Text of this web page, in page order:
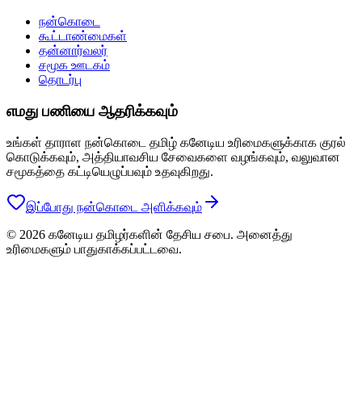
நன்கொடை
கூட்டாண்மைகள்
தன்னார்வலர்
சமூக ஊடகம்
தொடர்பு
எமது பணியை ஆதரிக்கவும்
உங்கள் தாராள நன்கொடை தமிழ் கனேடிய உரிமைகளுக்காக குரல்
கொடுக்கவும், அத்தியாவசிய சேவைகளை வழங்கவும், வலுவான
சமூகத்தை கட்டியெழுப்பவும் உதவுகிறது.
இப்போது நன்கொடை அளிக்கவும்
© 2026 கனேடிய தமிழர்களின் தேசிய சபை. அனைத்து
உரிமைகளும் பாதுகாக்கப்பட்டவை.